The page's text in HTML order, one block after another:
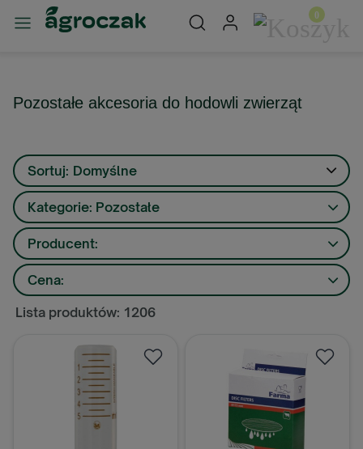
Pozostałe akcesoria do hodowli zwierząt
Sortuj: Domyślne
Kategorie: Pozostałe
Producent:
Cena:
Lista produktów: 1206